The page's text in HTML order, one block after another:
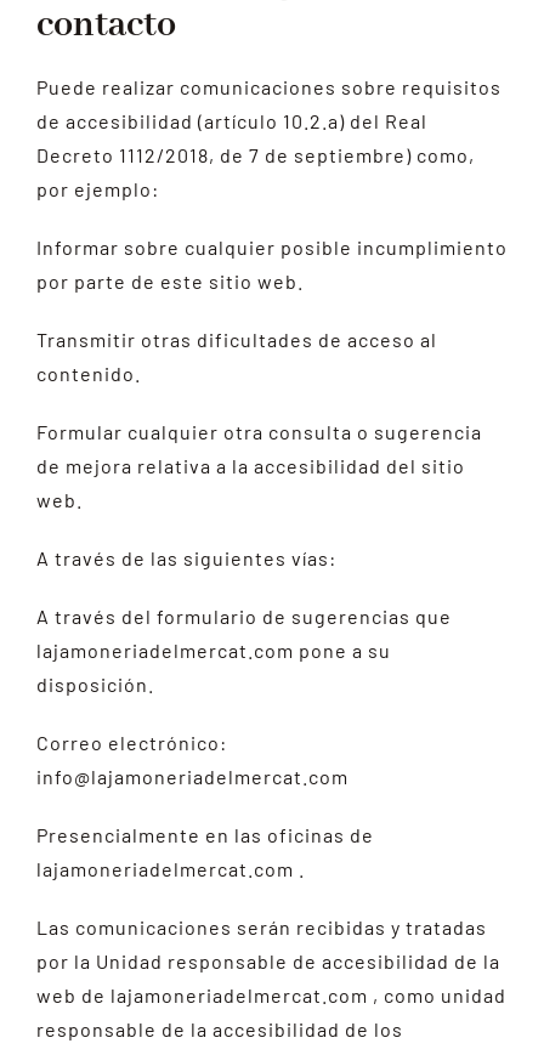
contacto
Puede realizar comunicaciones sobre requisitos
de accesibilidad (artículo 10.2.a) del Real
Decreto 1112/2018, de 7 de septiembre) como,
por ejemplo:
Informar sobre cualquier posible incumplimiento
por parte de este sitio web.
Transmitir otras dificultades de acceso al
contenido.
Formular cualquier otra consulta o sugerencia
de mejora relativa a la accesibilidad del sitio
web.
A través de las siguientes vías:
A través del formulario de sugerencias que
lajamoneriadelmercat.com pone a su
disposición.
Correo electrónico:
info@lajamoneriadelmercat.com
Presencialmente en las oficinas de
lajamoneriadelmercat.com .
Las comunicaciones serán recibidas y tratadas
por la Unidad responsable de accesibilidad de la
web de lajamoneriadelmercat.com , como unidad
responsable de la accesibilidad de los